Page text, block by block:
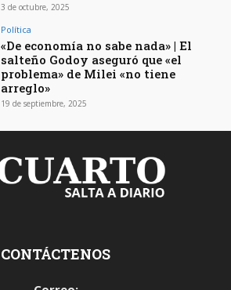
3 de octubre, 2025
Política
«De economía no sabe nada» | El
salteño Godoy aseguró que «el
problema» de Milei «no tiene
arreglo»
19 de septiembre, 2025
CONTÁCTENOS